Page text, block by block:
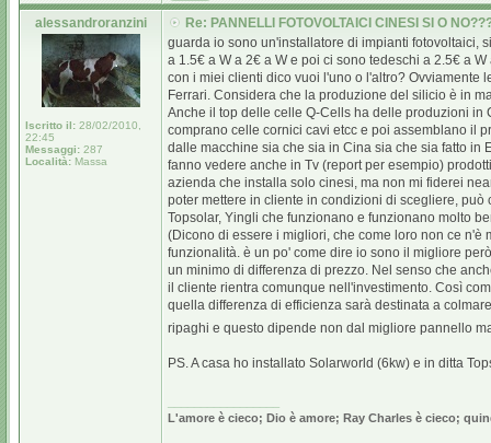
alessandroranzini
Iscritto il: 28/02/2010,
22:45
Messaggi: 287
Località: Massa
Re: PANNELLI FOTOVOLTAICI CINESI SI O
guarda io sono un'installatore di impianti fotovoltaici,
a 1.5€ a W a 2€ a W e poi ci sono tedeschi a 2.5€ a
con i miei clienti dico vuoi l'uno o l'altro? Ovviamente
Ferrari. Considera che la produzione del silicio è in
Anche il top delle celle Q-Cells ha delle produzioni
comprano celle cornici cavi etcc e poi assemblano il
dalle macchine sia che sia in Cina sia che sia fatto in
fanno vedere anche in Tv (report per esempio)
azienda che installa solo cinesi, ma non mi fiderei
poter mettere in cliente in condizioni di scegliere,
Topsolar, Yingli che funzionano e funzionano molto
(Dicono di essere i migliori, che come loro non ce
funzionalità. è un po' come dire io sono il migliore
un minimo di differenza di prezzo. Nel senso che
il cliente rientra comunque nell'investimento. Così
quella differenza di efficienza sarà destinata a
ripaghi e questo dipende non dal migliore pannello
PS. A casa ho installato Solarworld (6kw) e in ditta
L'amore è cieco; Dio è amore; Ray Charles è cieco;